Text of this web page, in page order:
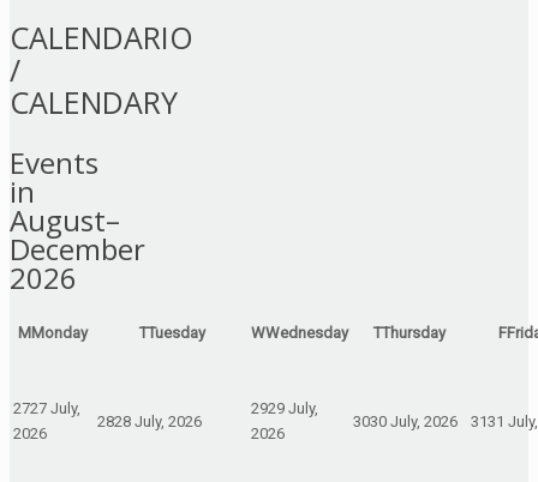
CALENDARIO
/
CALENDARY
Events
in
August–
December
2026
MMonday TTuesday WWednesday TThursday F
2727 July,
2026
2828 July, 2026
2929 July,
2026
3030 July, 2026 3131